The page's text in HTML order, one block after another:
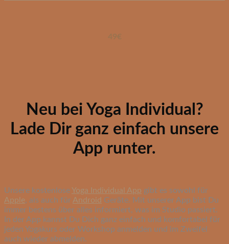
49€
Neu bei Yoga Individual?
Lade Dir ganz einfach unsere
App runter.
Unsere kostenloseYoga Individual App gibt es sowohl für
Apple, als auch für Android Geräte. Mit unserer App bist Du
immer bestens über alles informiert, was im Studio passiert.
In der App kannst Du Dich ganz einfach und komfortabel für
jeden Yogakurs oder Workshop anmelden und im Zweifel
auch wieder abmelden.